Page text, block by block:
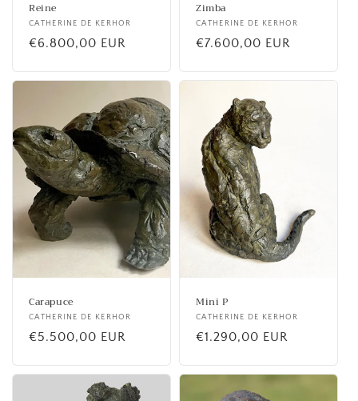
Reine
Fournisseur :
CATHERINE DE KERHOR
Prix
€6.800,00 EUR
Zimba
Fournisseur :
CATHERINE DE KERHOR
Prix
€7.600,00 EUR
Carapuce
Fournisseur :
CATHERINE DE KERHOR
Prix
€5.500,00 EUR
Mini P
Fournisseur :
CATHERINE DE KERHOR
Prix
€1.290,00 EUR